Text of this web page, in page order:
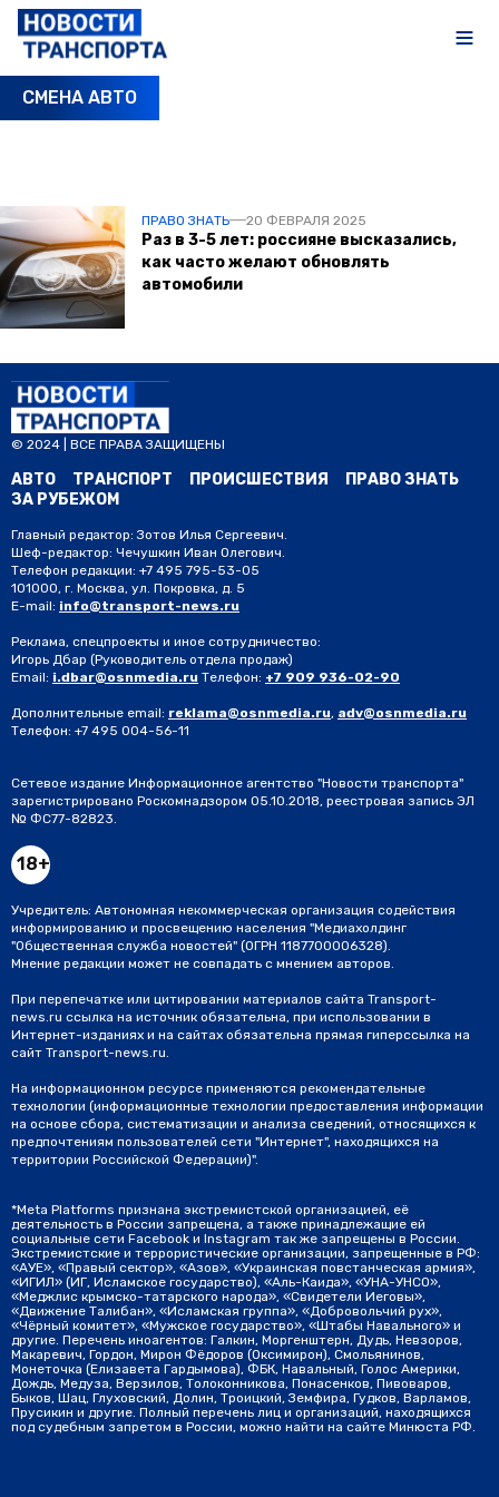
СМЕНА АВТО
ПРАВО ЗНАТЬ 20 ФЕВРАЛЯ 2025
Раз в 3-5 лет: россияне высказались,
как часто желают обновлять
автомобили
© 2024 | ВСЕ ПРАВА ЗАЩИЩЕНЫ
АВТО ТРАНСПОРТ ПРОИСШЕСТВИЯ
ПРАВО ЗНАТЬ
ЗА РУБЕЖОМ
Главный редактор: Зотов Илья Сергеевич.
Шеф-редактор: Чечушкин Иван Олегович.
Телефон редакции: +7 495 795-53-05
101000, г. Москва, ул. Покровка, д. 5
E-mail: info@transport-news.ru
Реклама, спецпроекты и иное сотрудничество:
Игорь Дбар (Руководитель отдела продаж)
Email: i.dbar@osnmedia.ru Телефон: +7 909 936-02-90
Дополнительные email: reklama@osnmedia.ru, adv@osnmedia.ru
Телефон: +7 495 004-56-11
Сетевое издание Информационное агентство "Новости транспорта"
зарегистрировано Роскомнадзором 05.10.2018, реестровая запись ЭЛ
№ ФС77-82823.
18+
Учредитель: Автономная некоммерческая организация содействия
информированию и просвещению населения "Медиахолдинг
"Общественная служба новостей" (ОГРН 1187700006328).
Мнение редакции может не совпадать с мнением авторов.
При перепечатке или цитировании материалов сайта Transport-
news.ru ссылка на источник обязательна, при использовании в
Интернет-изданиях и на сайтах обязательна прямая гиперссылка на
сайт Transport-news.ru.
На информационном ресурсе применяются рекомендательные
технологии (информационные технологии предоставления информации
на основе сбора, систематизации и анализа сведений, относящихся к
предпочтениям пользователей сети "Интернет", находящихся на
территории Российской Федерации)".
*Meta Platforms признана экстремистской организацией, её
деятельность в России запрещена, а также принадлежащие ей
социальные сети Facebook и Instagram так же запрещены в России.
Экстремистские и террористические организации, запрещенные в РФ:
«АУЕ», «Правый сектор», «Азов», «Украинская повстанческая армия»,
«ИГИЛ» (ИГ, Исламское государство), «Аль-Каида», «УНА-УНСО»,
«Меджлис крымско-татарского народа», «Свидетели Иеговы»,
«Движение Талибан», «Исламская группа», «Добровольчий рух»,
«Чёрный комитет», «Мужское государство», «Штабы Навального» и
другие. Перечень иноагентов: Галкин, Моргенштерн, Дудь, Невзоров,
Макаревич, Гордон, Мирон Фёдоров (Оксимирон), Смольянинов,
Монеточка (Елизавета Гардымова), ФБК, Навальный, Голос Америки,
Дождь, Медуза, Верзилов, Толоконникова, Понасенков, Пивоваров,
Быков, Шац, Глуховский, Долин, Троицкий, Земфира, Гудков, Варламов,
Прусикин и другие. Полный перечень лиц и организаций, находящихся
под судебным запретом в России, можно найти на сайте Минюста РФ.